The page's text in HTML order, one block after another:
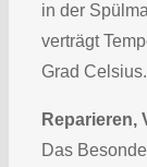
in der
verträgt
Grad Celsius.
Reparieren,
Das